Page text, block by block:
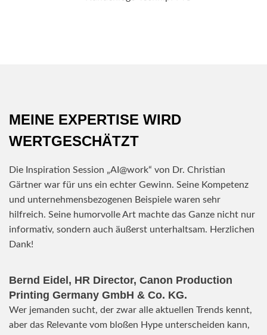
MEINE EXPERTISE WIRD
WERTGESCHÄTZT
Die Inspiration Session „AI@work“ von Dr. Christian
Gärtner war für uns ein echter Gewinn. Seine Kompetenz
und unternehmensbezogenen Beispiele waren sehr
hilfreich. Seine humorvolle Art machte das Ganze nicht nur
informativ, sondern auch äußerst unterhaltsam. Herzlichen
Dank!
Bernd Eidel, HR Director, Canon Production
Printing Germany GmbH & Co. KG.
Wer jemanden sucht, der zwar alle aktuellen Trends kennt,
aber das Relevante vom bloßen Hype unterscheiden kann,